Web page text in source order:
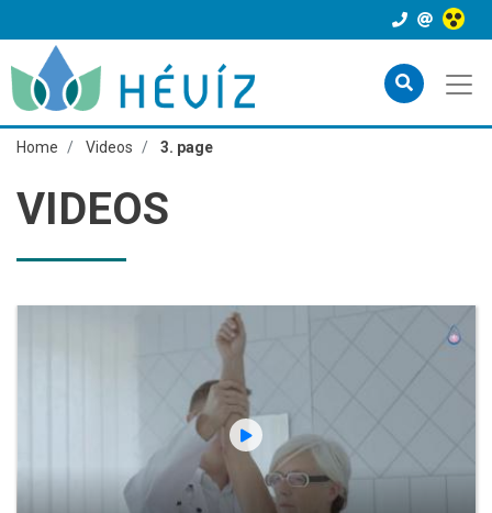
Home Videos 3. page
VIDEOS